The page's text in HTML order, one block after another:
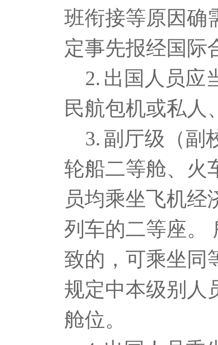
班衔接等原因确
定事先报经国际
2. 出国人员应
民航包机或私人
3. 副厅级（副
轮船二等舱、火
员均乘坐飞机经
列车的二等座。
致的，可乘坐同
规定中本级别人
舱位。